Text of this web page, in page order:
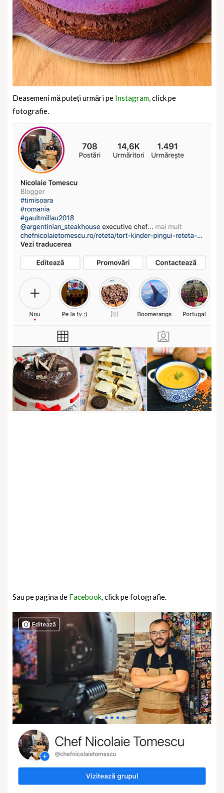
Deasemeni mă puteți urmări pe Instagram,click pe
fotografie.
Sau pe pagina de Facebook,click pe fotografie.